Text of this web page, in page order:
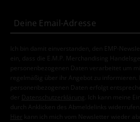
Ich bin damit einverstanden, den EMP-
ein, dass die E.M.P. Merchandising
personenbezogenen Daten verarbeitet um
regelmäßig über ihr Angebot zu informieren.
personenbezogenen Daten erfolgt
der
Datenschutzerklärung
. Ich kann meine
durch Anklicken des Abmeldelinks widerrufen.
Hier kann ich mich vom Newsletter wieder